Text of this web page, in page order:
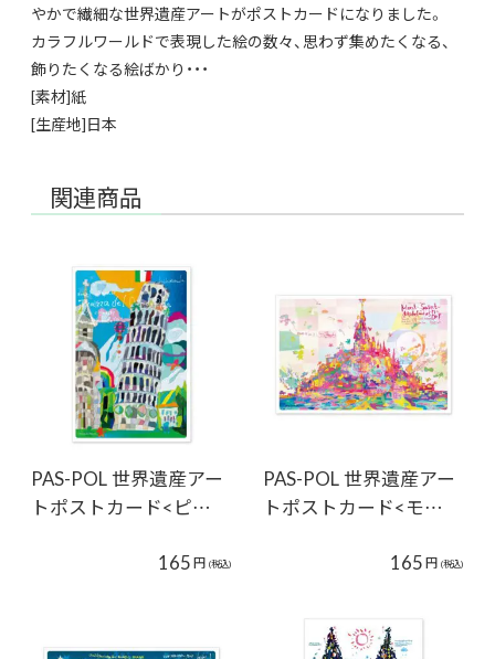
やかで繊細な世界遺産アートがポストカードになりました。
カラフルワールドで表現した絵の数々、思わず集めたくなる、
飾りたくなる絵ばかり・・・
[素材]紙
[生産地]日本
関連商品
PAS-POL 世界遺産アー
トポストカード<ピ…
165 円 (税込)
PAS-POL 世界遺産アー
トポストカード<モ…
165円 (税込)